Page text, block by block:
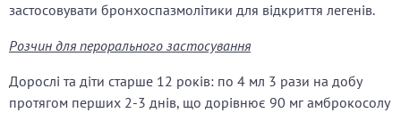
застосовувати бронхоспазмолітики для відкриття легенів.
Розчин для перорального застосування
Дорослі та діти старше 12 років: по 4 мл 3 рази на добу
протягом перших 2-3 днів, що дорівнює 90 мг амброкосолу